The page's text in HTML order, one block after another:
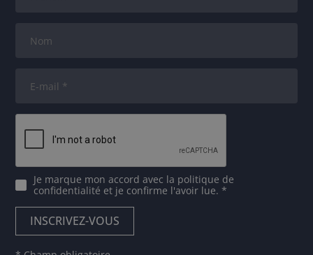
Je marque mon accord avec la politique de
confidentialité et je confirme l'avoir lue. *